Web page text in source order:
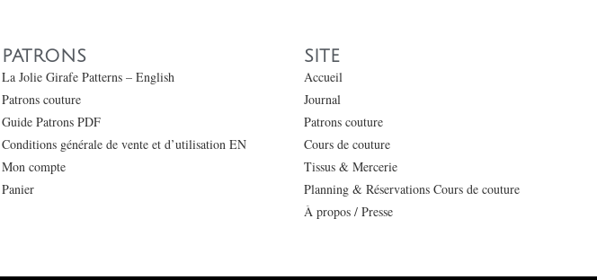
PATRONS
La Jolie Girafe Patterns – English
Patrons couture
Guide Patrons PDF
Conditions générale de vente et d’utilisation EN
Mon compte
Panier
SITE
Accueil
Journal
Patrons couture
Cours de couture
Tissus & Mercerie
Planning & Réservations Cours de couture
À propos / Presse